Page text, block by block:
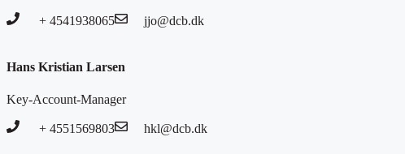
+ 4541938065 jjo@dcb.dk
Hans Kristian Larsen
Key-Account-Manager
+ 4551569803 hkl@dcb.dk